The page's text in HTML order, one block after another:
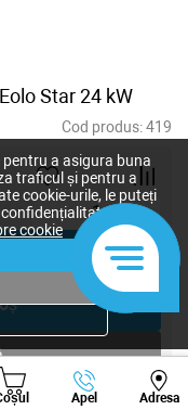
Star 24 kW
Cod produs:419
- +
Apel Adresa
Viber Whatsapp
a asigura buna
traficul și pentru a
cookie-urile, le puteți
după
cookie